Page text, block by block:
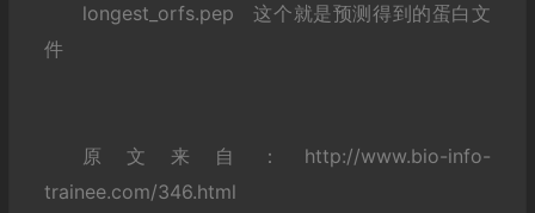
longest_orfs.pep 这个就是预测得到的蛋白文
件
原文来自：http://www.bio-info-
trainee.com/346.html